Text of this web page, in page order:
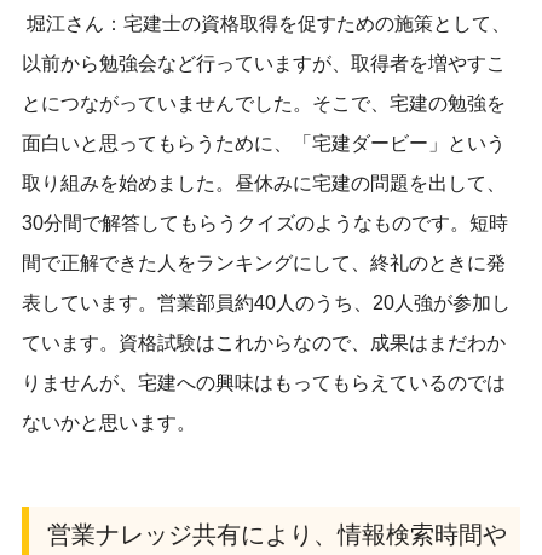
堀江さん：宅建士の資格取得を促すための施策として、
以前から勉強会など行っていますが、取得者を増やすこ
とにつながっていませんでした。そこで、宅建の勉強を
面白いと思ってもらうために、「宅建ダービー」という
取り組みを始めました。昼休みに宅建の問題を出して、
30分間で解答してもらうクイズのようなものです。短時
間で正解できた人をランキングにして、終礼のときに発
表しています。営業部員約40人のうち、20人強が参加し
ています。資格試験はこれからなので、成果はまだわか
りませんが、宅建への興味はもってもらえているのでは
ないかと思います。
営業ナレッジ共有により、情報検索時間や